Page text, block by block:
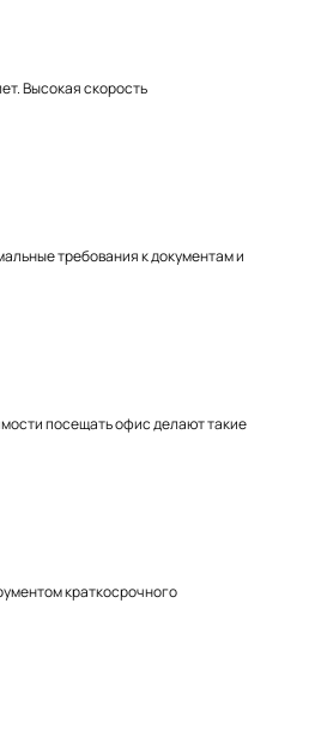
Высокая скорость
требования к документам и
посещать офис делают такие
краткосрочного